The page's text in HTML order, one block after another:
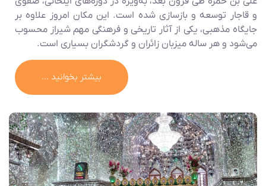
و قاجار توسعه و بازسازی شده است. این مکان امروز علاوه بر
جایگاه مذهبی، یکی از آثار تاریخی و فرهنگی مهم شیراز محسوب
می‌شود و هر ساله میزبان زائران و گردشگران بسیاری است.
بیشتر بخوانید ...